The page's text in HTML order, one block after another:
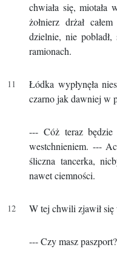
chwiała się, miotała
żołnierz drżał
dzielnie, nie pobladł,
ramionach.
Łódka wypłynęła
czarno jak dawniej w
--- Cóż teraz będzie
westchnieniem. ---
śliczna tancerka,
nawet ciemności.
W tej chwili zjawił
--- Czy masz